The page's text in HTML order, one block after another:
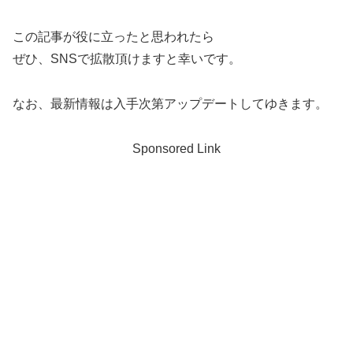
この記事が役に立ったと思われたら
ぜひ、SNSで拡散頂けますと幸いです。
なお、最新情報は入手次第アップデートしてゆきます。
Sponsored Link